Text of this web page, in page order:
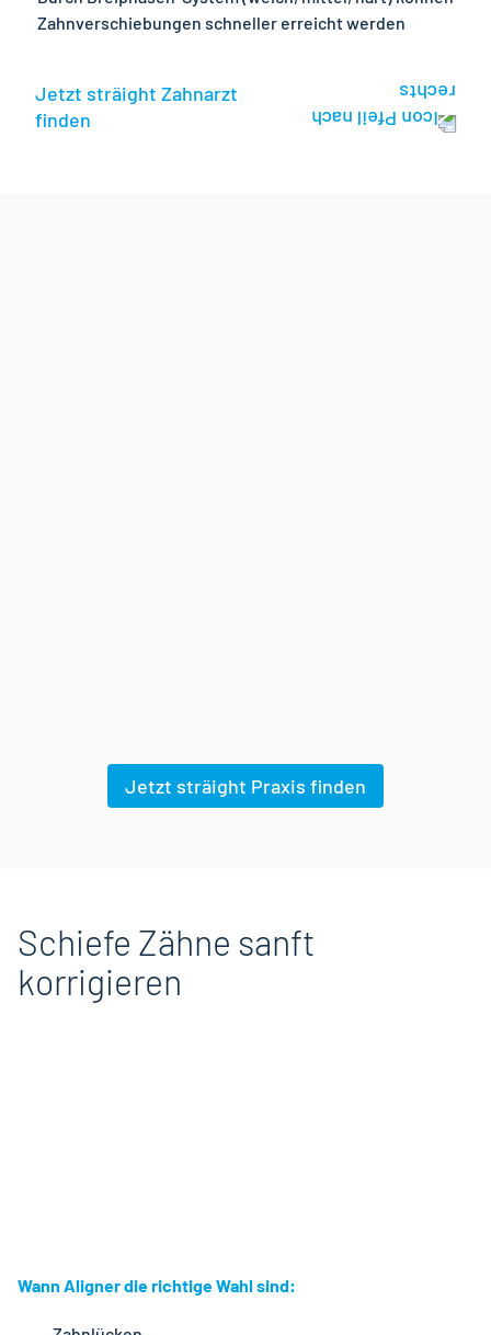
Zahnverschiebungen schneller erreicht werden
Jetzt sträight Zahnarzt
finden
Jetzt sträight Praxis finden
Schiefe Zähne sanft
korrigieren
Wann Aligner die richtige Wahl sind: